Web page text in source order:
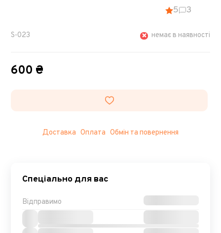
5 3
S-023 немає в наявності
600 ₴
Доставка Оплата Обмін та повернення
Спеціально для вас
Відправимо